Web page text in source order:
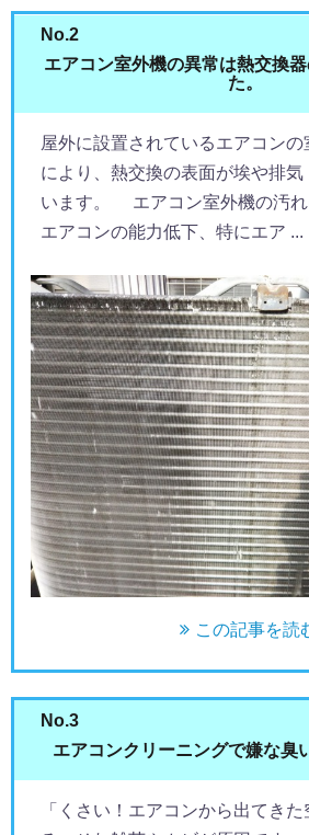
No.2
エアコン室外機の異常は熱交換
た。
屋外に設置されているエアコンの
により、熱交換の表面が埃や排気
います。 エアコン室外機の汚れ
エアコンの能力低下、特にエア ...
この記事を読
No.3
エアコンクリーニングで嫌な臭
「くさい！エアコンから出てき